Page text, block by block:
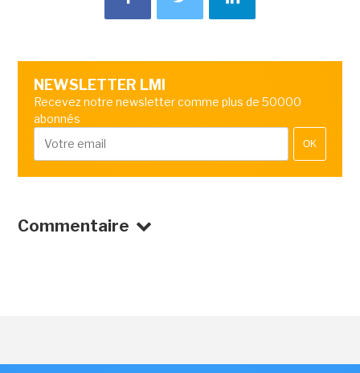
NEWSLETTER LMI
Recevez notre newsletter comme plus de 50000
abonnés
OK
Commentaire